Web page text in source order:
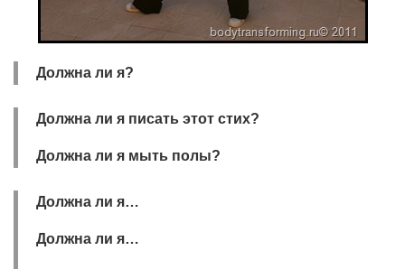
Должна ли я?
Должна ли я писать этот стих?
Должна ли я мыть полы?
Должна ли я…
Должна ли я…